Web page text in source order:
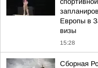
Европы в
визы
15:28
Сборная